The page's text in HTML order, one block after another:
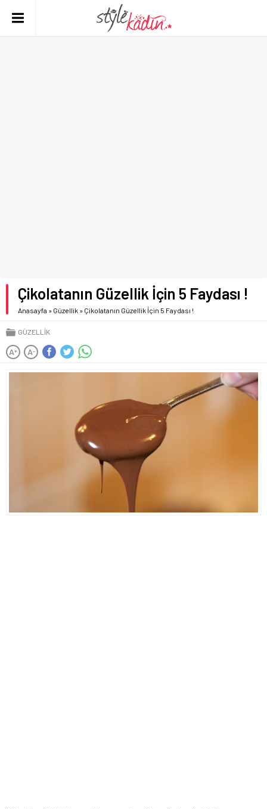
Çikolatanın Güzellik İçin 5 Faydası !
Anasayfa » Güzellik » Çikolatanın Güzellik İçin 5 Faydası !
GÜZELLIK
A+ A-